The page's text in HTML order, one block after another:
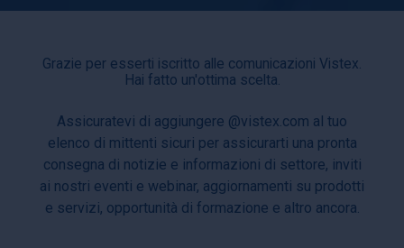
Grazie per esserti iscritto alle comunicazioni Vistex.
Hai fatto un'ottima scelta.
Assicuratevi di aggiungere @vistex.com al tuo
elenco di mittenti sicuri per assicurarti una pronta
consegna di notizie e informazioni di settore, inviti
ai nostri eventi e webinar, aggiornamenti su prodotti
e servizi, opportunità di formazione e altro ancora.